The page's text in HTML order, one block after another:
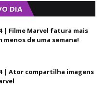
DIA
4 | Filme Marvel fatura mais
menos de uma semana!
4 | Ator compartilha imagens